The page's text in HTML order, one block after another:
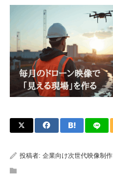
投稿者: 企業向け次世代映像制作